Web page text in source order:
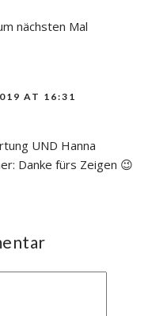
nächsten Mal
AT 16:31
UND Hanna
Danke fürs Zeigen 😉